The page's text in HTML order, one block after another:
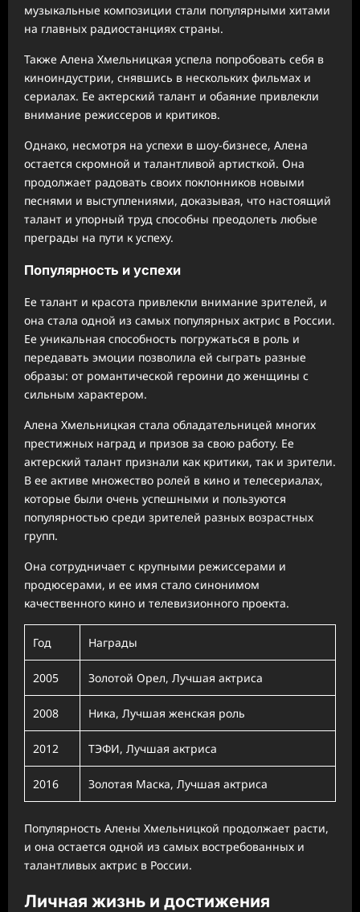
музыкальные композиции стали популярными хитами
на главных радиостанциях страны.
Также Алена Хмельницкая успела попробовать себя в
киноиндустрии, снявшись в нескольких фильмах и
сериалах. Ее актерский талант и обаяние привлекли
внимание режиссеров и критиков.
Однако, несмотря на успехи в шоу-бизнесе, Алена
остается скромной и талантливой артисткой. Она
продолжает радовать своих поклонников новыми
песнями и выступлениями, доказывая, что настоящий
талант и упорный труд способны преодолеть любые
преграды на пути к успеху.
Популярность и успехи
Ее талант и красота привлекли внимание зрителей, и
она стала одной из самых популярных актрис в России.
Ее уникальная способность погружаться в роль и
передавать эмоции позволила ей сыграть разные
образы: от романтической героини до женщины с
сильным характером.
Алена Хмельницкая стала обладательницей многих
престижных наград и призов за свою работу. Ее
актерский талант признали как критики, так и зрители.
В ее активе множество ролей в кино и телесериалах,
которые были очень успешными и пользуются
популярностью среди зрителей разных возрастных
групп.
Она сотрудничает с крупными режиссерами и
продюсерами, и ее имя стало синонимом
качественного кино и телевизионного проекта.
Год Награды
2005 Золотой Орел, Лучшая актриса
2008 Ника, Лучшая женская роль
2012 ТЭФИ, Лучшая актриса
2016 Золотая Маска, Лучшая актриса
Популярность Алены Хмельницкой продолжает расти,
и она остается одной из самых востребованных и
талантливых актрис в России.
Личная жизнь и достижения